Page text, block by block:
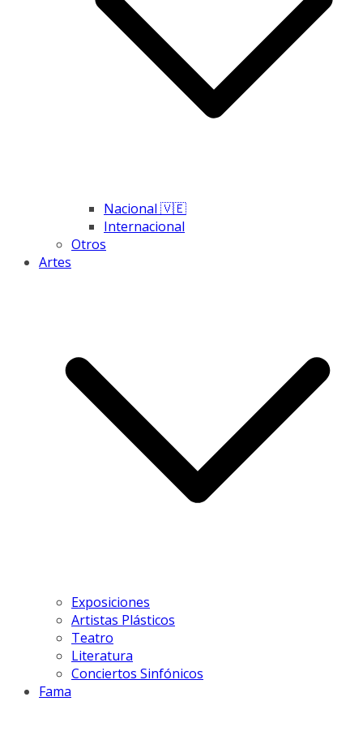
Nacional 🇻🇪
Internacional
Otros
Artes
Exposiciones
Artistas Plásticos
Teatro
Literatura
Conciertos Sinfónicos
Fama